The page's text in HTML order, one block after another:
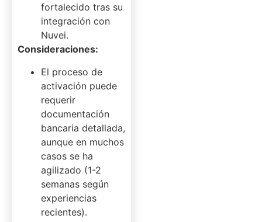
fortalecido tras su
integración con
Nuvei.
Consideraciones:
El proceso de
activación puede
requerir
documentación
bancaria detallada,
aunque en muchos
casos se ha
agilizado (1-2
semanas según
experiencias
recientes).